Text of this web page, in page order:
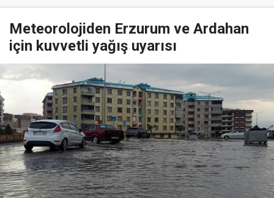
Meteorolojiden Erzurum ve Ardahan
için kuvvetli yağış uyarısı